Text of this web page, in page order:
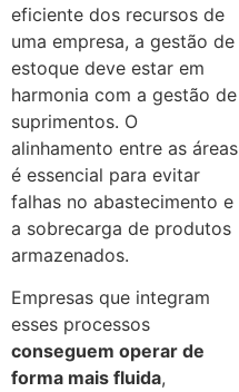
eficiente dos recursos de
uma empresa, a gestão de
estoque deve estar em
harmonia com a gestão de
suprimentos. O
alinhamento entre as áreas
é essencial para evitar
falhas no abastecimento e
a sobrecarga de produtos
armazenados.
Empresas que integram
esses processos
conseguem operar de
forma mais fluida,